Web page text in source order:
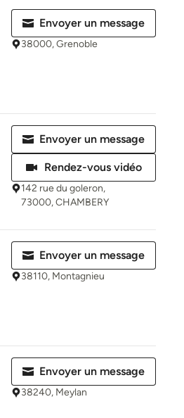
Envoyer un message
38000, Grenoble
Envoyer un message
Rendez-vous vidéo
142 rue du goleron,
73000, CHAMBERY
Envoyer un message
38110, Montagnieu
Envoyer un message
38240, Meylan